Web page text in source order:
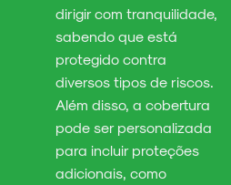
dirigir com tranquilidade,
sabendo que está
protegido contra
diversos tipos de riscos.
Além disso, a cobertura
pode ser personalizada
para incluir proteções
adicionais, como